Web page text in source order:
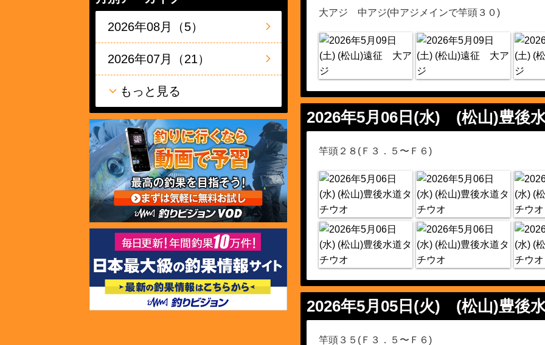
大アジ 中アジ(中アジメインで竿頭３０)
2026年5月06日(水) (松山)豊後
竿頭２８(Ｆ３．５〜Ｆ６)
2026年5月05日(火) (松山)豊後
竿頭３５(Ｆ３．５〜Ｆ６)
2026年08月（5）
2026年07月（21）
もっと見る